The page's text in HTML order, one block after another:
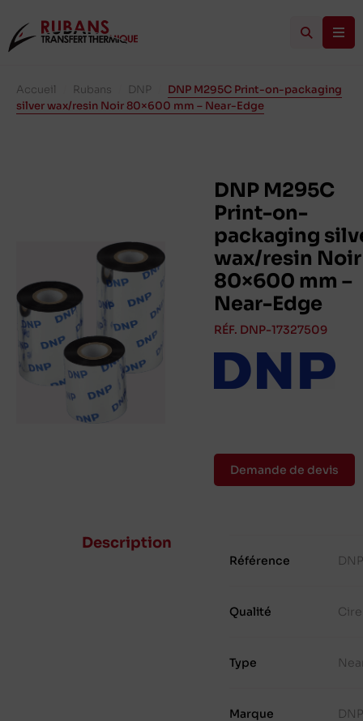
Accueil Rubans DNP
DNP M295C Print-on-packaging
silver wax/resin Noir 80×600 mm – Near-Edge
DNP M295C
Print-on-
packaging
wax/resin Noir
80×600 mm –
Near-Edge
RÉF. DNP-17327509
Demande de devis
Description
Référence
Qualité
Type
Marque